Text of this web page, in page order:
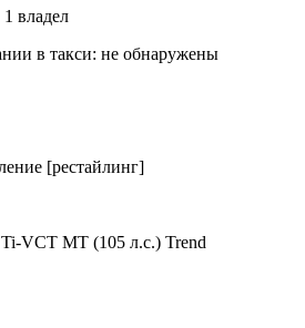
владел
в такси: не обнаружены
[рестайлинг]
VCT MT (105 л.с.) Trend